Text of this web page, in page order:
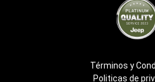
Términos y
Politicas de